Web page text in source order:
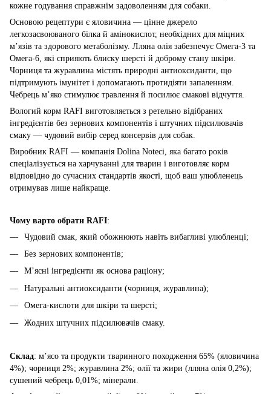
кожне годування справжнім задоволенням для собаки.
Основою рецептури є яловичина — цінне джерело
легкозасвоюваного білка й амінокислот, необхідних для міцних
м’язів та здорового метаболізму. Лляна олія забезпечує Омега-3 та
Омега-6, які сприяють блиску шерсті й доброму стану шкіри.
Чорниця та журавлина містять природні антиоксиданти, що
підтримують імунітет і допомагають протидіяти запаленням.
Чебрець м’яко стимулює травлення й посилює смакові відчуття.
Вологий корм RAFI виготовляється з ретельно відібраних
інгредієнтів без зернових компонентів і штучних підсилювачів
смаку — чудовий вибір серед консервів для собак.
Виробник RAFI — компанія Dolina Noteci, яка багато років
спеціалізується на харчуванні для тварин і виготовляє корм
відповідно до сучасних стандартів якості, щоб ваш улюбленець
отримував лише найкраще.
Чому варто обрати RAFI:
Чудовий смак, який обожнюють навіть вибагливі улюбленці;
Без зернових компонентів;
М’ясні інгредієнти як основа раціону;
Натуральні антиоксиданти (чорниця, журавлина);
Омега-кислоти для шкіри та шерсті;
Жодних штучних підсилювачів смаку.
Склад: м’ясо та продукти тваринного походження 65% (яловичина
4%); чорниця 2%; журавлина 2%; олії та жири (лляна олія 0,2%);
сушений чебрець 0,01%; мінерали.